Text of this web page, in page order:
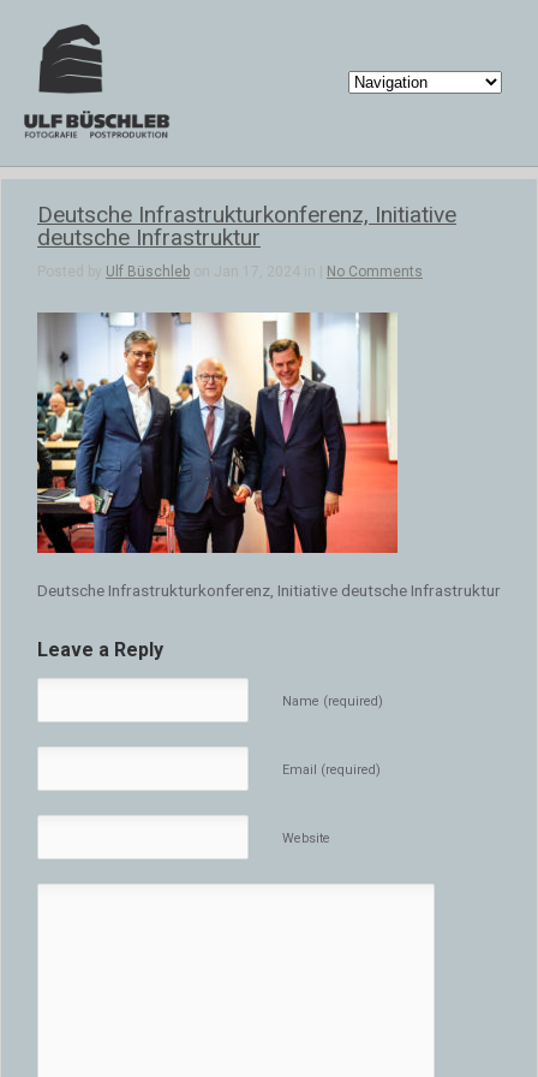
Deutsche Infrastrukturkonferenz, Initiative
deutsche Infrastruktur
Posted by Ulf Büschleb on Jan 17, 2024 in | No Comments
Deutsche Infrastrukturkonferenz, Initiative deutsche Infrastruktur
Leave a Reply
Name (required)
Email (required)
Website